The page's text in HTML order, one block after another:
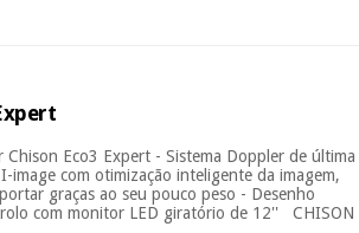
Eco3 Expert - Sistema Doppler de última
image com otimização inteligente da imagem,
graças ao seu pouco peso - Desenho
com monitor LED giratório de 12'' CHISON